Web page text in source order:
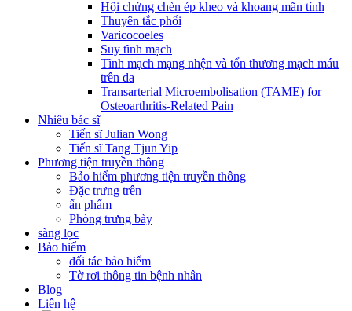
Hội chứng chèn ép kheo và khoang mãn tính
Thuyên tắc phổi
Varicocoeles
Suy tĩnh mạch
Tĩnh mạch mạng nhện và tổn thương mạch máu
trên da
Transarterial Microembolisation (TAME) for
Osteoarthritis-Related Pain
Nhiêu bác sĩ
Tiến sĩ Julian Wong
Tiến sĩ Tang Tjun Yip
Phương tiện truyền thông
Bảo hiểm phương tiện truyền thông
Đặc trưng trên
ấn phẩm
Phòng trưng bày
sàng lọc
Bảo hiểm
đối tác bảo hiểm
Tờ rơi thông tin bệnh nhân
Blog
Liên hệ